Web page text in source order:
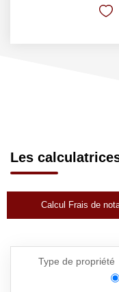
Les
Calcul Frais de